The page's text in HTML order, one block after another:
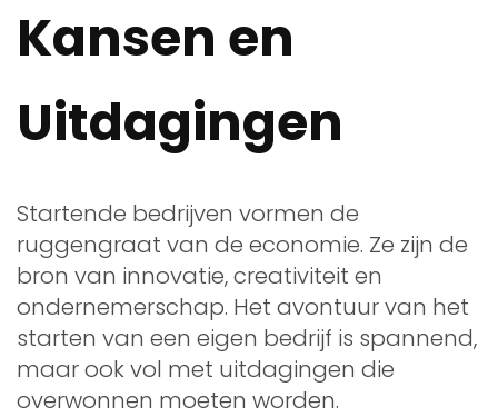
Kansen en
Uitdagingen
Startende bedrijven vormen de
ruggengraat van de economie. Ze zijn de
bron van innovatie, creativiteit en
ondernemerschap. Het avontuur van het
starten van een eigen bedrijf is spannend,
maar ook vol met uitdagingen die
overwonnen moeten worden.